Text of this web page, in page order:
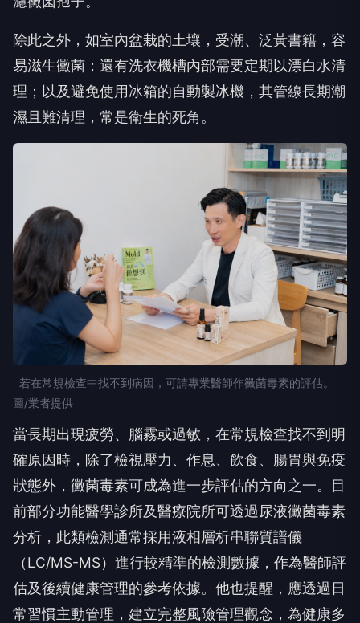
除此之外，如室內盆栽的土壤，受潮、泛黃書籍，容
易滋生黴菌；還有洗衣機槽內部需要定期以漂白水清
理；以及避免使用冰箱的自動製冰機，其管線長期潮
濕且難清理，常是衛生的死角。
若在常規檢查中找不到病因，可請專業醫師作黴菌毒素的評估。
圖/業者提供
當長期出現疲勞、腦霧或過敏，在常規檢查找不到明
確原因時，除了檢視壓力、作息、飲食、腸胃與免疫
狀態外，黴菌毒素可成為進一步評估的方向之一。目
前部分功能醫學診所及醫療院所可透過尿液黴菌毒素
分析，此類檢測通常採用液相層析串聯質譜儀
（LC/MS-MS）進行較精準的檢測數據，作為醫師評
估及後續健康管理的參考依據。他也提醒，應透過日
常習慣主動管理，建立完整風險管理觀念，為健康多